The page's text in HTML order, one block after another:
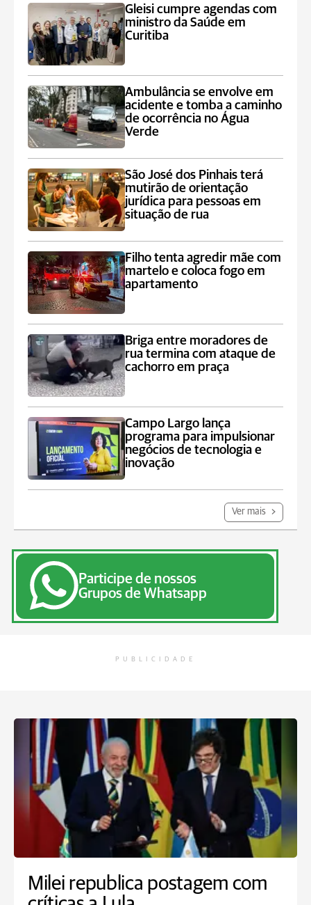
Gleisi cumpre agendas com
ministro da Saúde em
Curitiba
Ambulância se envolve em
acidente e tomba a caminho
de ocorrência no Água
Verde
São José dos Pinhais terá
mutirão de orientação
jurídica para pessoas em
situação de rua
Filho tenta agredir mãe com
martelo e coloca fogo em
apartamento
Briga entre moradores de
rua termina com ataque de
cachorro em praça
Campo Largo lança
programa para impulsionar
negócios de tecnologia e
inovação
Ver mais
Participe de nossos
Grupos de Whatsapp
PUBLICIDADE
Milei republica postagem com